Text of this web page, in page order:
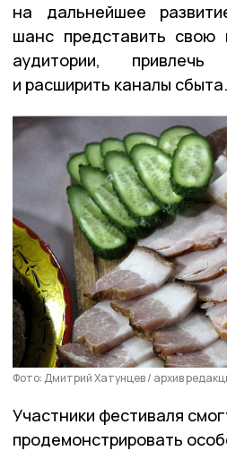
на дальнейшее
шанс представить свою
аудитории,
и расширить каналы сбыта.
Фото: Дмитрий Хатунцев / архив
Участники фестиваля
продемонстрировать